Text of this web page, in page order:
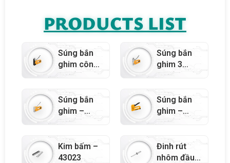
PRODUCTS LIST
Súng bắn
ghim công
nghiệp –
Súng bắn
ghim 3
chức năng
Súng bắn
ghim –
43022
Súng bắn
ghim –
43019
Kim bấm –
43023
Đinh rút
nhôm đầu